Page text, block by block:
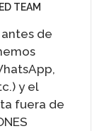
TEAM
de
y el
fuera de